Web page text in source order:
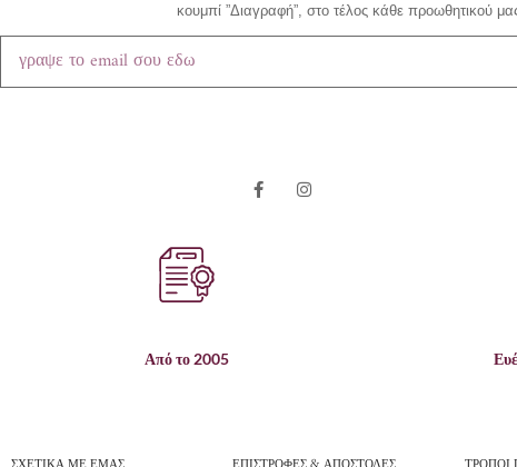
κουμπί ”Διαγραφή”, στο τέλος κάθε προωθητικού
Από το 2005
ΣΧΕΤΙΚΑ ΜΕ ΕΜΑΣ ΕΠΙΣΤΡΟΦΕΣ & ΑΠΟΣΤΟΛΕΣ